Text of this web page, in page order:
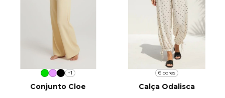
+1
Conjunto Cloe
6 cores
Calça Odalisca